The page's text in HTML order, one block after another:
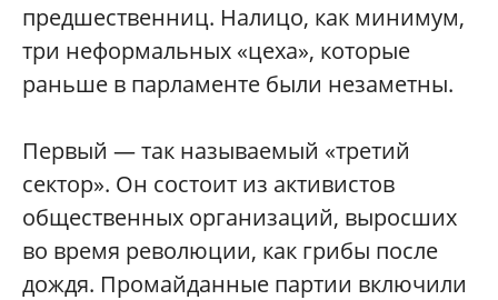
предшественниц. Налицо, как минимум,
три неформальных «цеха», которые
раньше в парламенте были незаметны.
Первый — так называемый «третий
сектор». Он состоит из активистов
общественных организаций, выросших
во время революции, как грибы после
дождя. Промайданные партии включили